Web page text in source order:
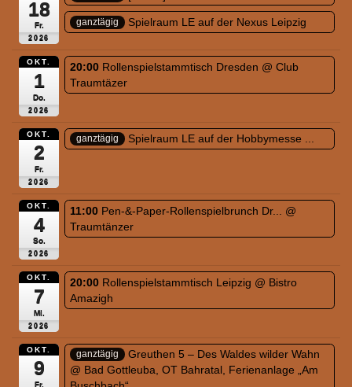
18
Fr.
2026
ganztägig Spielraum LE auf der Nexus Leipzig
OKT.
1
Do.
2026
20:00 Rollenspielstammtisch Dresden @ Club
Traumtäzer
OKT.
2
Fr.
2026
ganztägig Spielraum LE auf der Hobbymesse ...
OKT.
4
So.
2026
11:00 Pen-&-Paper-Rollenspielbrunch Dr... @
Traumtänzer
OKT.
7
Mi.
2026
20:00 Rollenspielstammtisch Leipzig @ Bistro
Amazigh
OKT.
9
Fr.
ganztägig
Greuthen 5 – Des Waldes wilder Wahn
@ Bad Gottleuba, OT Bahratal, Ferienanlage „Am